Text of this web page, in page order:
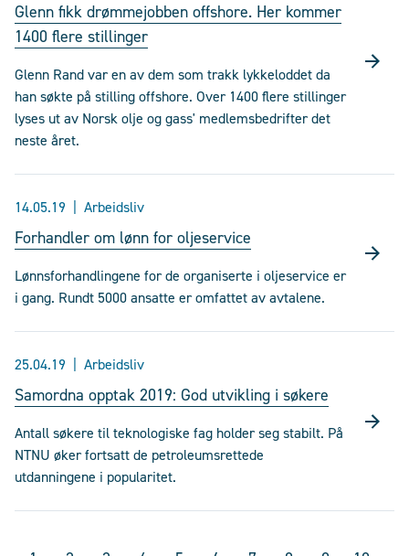
Glenn fikk drømmejobben offshore. Her kommer
1400 flere stillinger
Glenn Rand var en av dem som trakk lykkeloddet da
han søkte på stilling offshore. Over 1400 flere stillinger
lyses ut av Norsk olje og gass' medlemsbedrifter det
neste året.
14.05.19 Arbeidsliv
Forhandler om lønn for oljeservice
Lønnsforhandlingene for de organiserte i oljeservice er
i gang. Rundt 5000 ansatte er omfattet av avtalene.
25.04.19 Arbeidsliv
Samordna opptak 2019: God utvikling i søkere
Antall søkere til teknologiske fag holder seg stabilt. På
NTNU øker fortsatt de petroleumsrettede
utdanningene i popularitet.